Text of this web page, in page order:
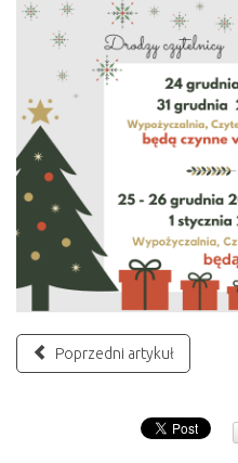
Poprzedni artykuł